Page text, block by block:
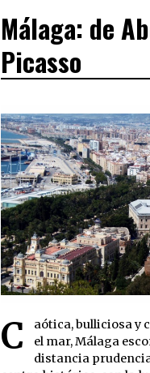
Málaga: de
Picasso
C
aótica, bulliciosa y
el mar, Málaga
distancia